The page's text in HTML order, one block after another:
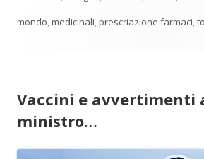
mondo medicinali prescriazione farmaci
Vaccini e avvertimenti
ministro…